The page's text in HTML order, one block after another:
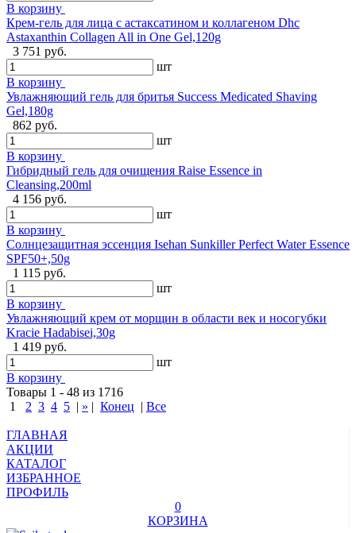
В корзину
Крем-гель для лица с астаксатином и коллагеном Dhc
Astaxanthin Collagen All in One Gel,120g
3 751 руб.
шт
В корзину
Увлажняющий гель для бритья Success Medicated Shaving
Gel,180g
862 руб.
шт
В корзину
Гибридный гель для очищения Raise Essence in
Cleansing,200ml
4 156 руб.
шт
В корзину
Солнцезащитная эссенция Isehan Sunkiller Perfect Water Essence
SPF50+,50g
1 115 руб.
шт
В корзину
Увлажняющий крем от морщин в области век и носогубки
Kracie Hadabisei,30g
1 419 руб.
шт
В корзину
Товары 1 - 48 из 1716
1
2 3 4 5 | » | Конец | Все
ГЛАВНАЯ
АКЦИИ
КАТАЛОГ
ИЗБРАННОЕ
ПРОФИЛЬ
0
КОРЗИНА